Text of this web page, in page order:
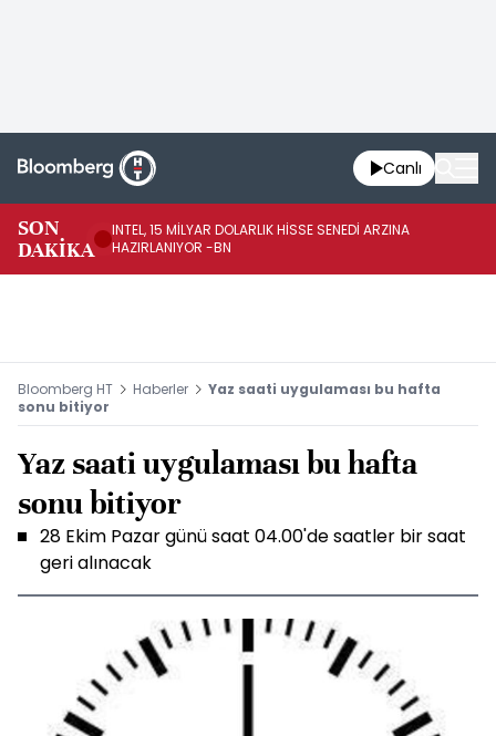
Canlı
SON
DAKİKA
INTEL, 15 MİLYAR DOLARLIK HİSSE SENEDİ ARZINA
HAZIRLANIYOR -BN
Bloomberg HT Haberler
Yaz saati uygulaması bu hafta
sonu bitiyor
Yaz saati uygulaması bu hafta
sonu bitiyor
28 Ekim Pazar günü saat 04.00'de saatler bir saat
geri alınacak